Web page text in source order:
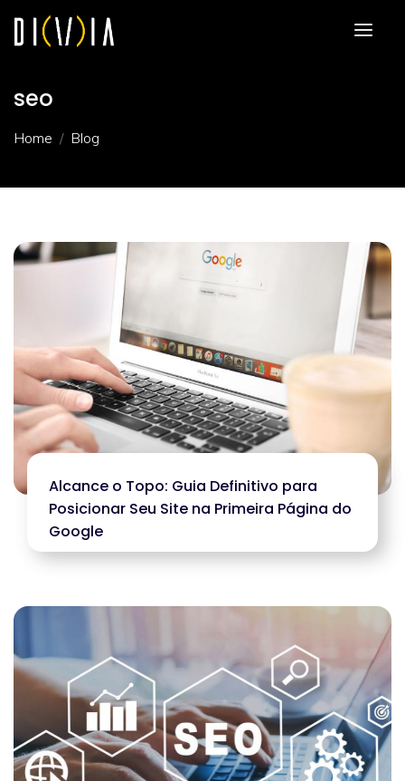
seo
Home Blog
Alcance o Topo: Guia Definitivo para
Posicionar Seu Site na Primeira Página do
Google